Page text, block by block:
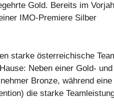
Gold. Bereits im
IMO-Premiere Silber
starke österreichische
Neben einer Gold- und
Bronze, während eine
die starke